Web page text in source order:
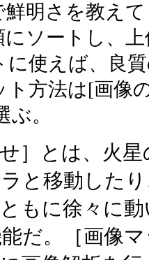
鮮明さを教え
にソートし、
に使えば、良
ト方法は[画像
。
］とは、火星
と移動した
もに徐々に
だ。［画像